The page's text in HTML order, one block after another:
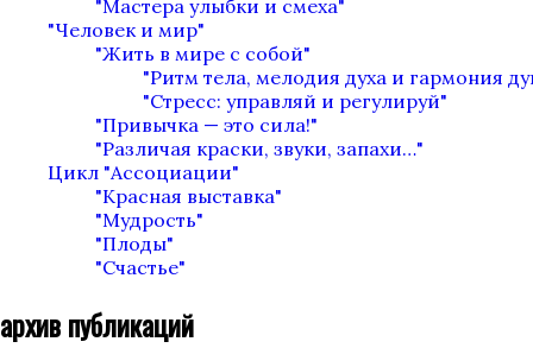
"Мастера улыбки и смеха"
"Человек и мир"
"Жить в мире с собой"
"Ритм тела, мелодия духа и гармония
"Стресс: управляй и регулируй"
"Привычка — это сила!"
"Различая краски, звуки, запахи…"
Цикл "Ассоциации"
"Красная выставка"
"Мудрость"
"Плоды"
"Счастье"
архив публикаций